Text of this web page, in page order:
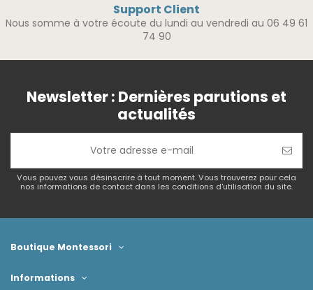
Support Client
Nous somme à votre écoute du lundi au vendredi au 06 49 61
74 90
Newsletter : Dernières parutions et
actualités
Vous pouvez vous désinscrire à tout moment. Vous trouverez pour cela
nos informations de contact dans les conditions d'utilisation du site.
Boutique Montessori
Informations